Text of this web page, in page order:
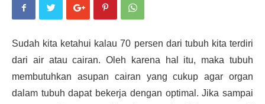
Sudah kita ketahui kalau 70 persen dari tubuh kita terdiri
dari air atau cairan. Oleh karena hal itu, maka tubuh
membutuhkan asupan cairan yang cukup agar organ
dalam tubuh dapat bekerja dengan optimal. Jika sampai